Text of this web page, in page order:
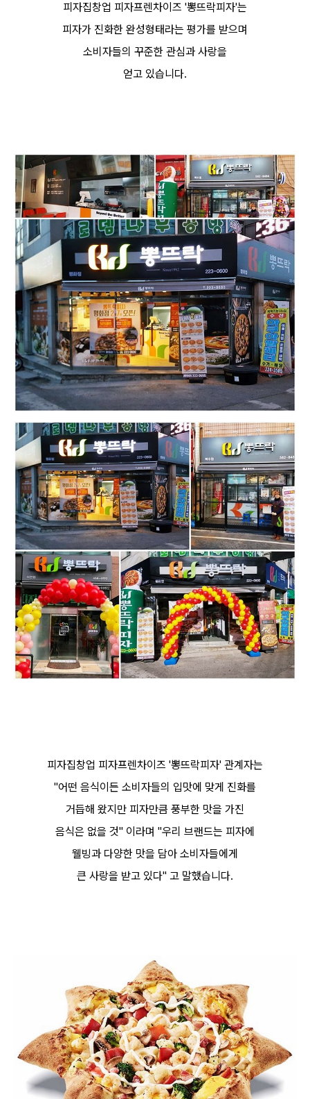
피자집창업 피자프렌차이즈 '뽕뜨락피자'는
피자가 진화한 완성형태라는 평가를 받으며
소비자들의 꾸준한 관심과 사랑을
얻고 있습니다.
피자집창업 피자프렌차이즈 '뽕뜨락피자' 관계자는
"어떤 음식이든 소비자들의 입맛에 맞게 진화를
거듭해 왔지만 피자만큼 풍부한 맛을 가진
음식은 없을 것" 이라며 "우리 브랜드는 피자에
웰빙과 다양한 맛을 담아 소비자들에게
큰 사랑을 받고 있다" 고 말했습니다.